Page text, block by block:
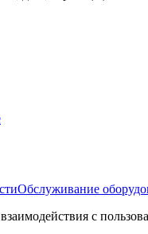
Обслуживание
с